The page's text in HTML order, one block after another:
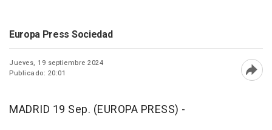
Europa Press Sociedad
Jueves, 19 septiembre 2024
Publicado: 20:01
MADRID 19 Sep. (EUROPA PRESS) -